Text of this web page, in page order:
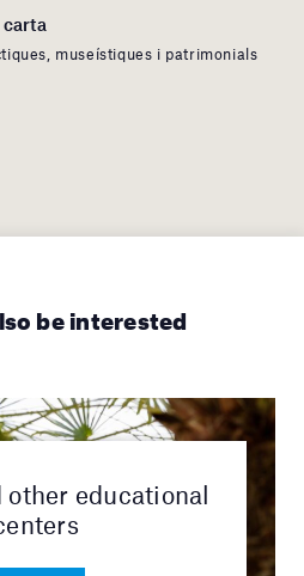
carta
museístiques i patrimonials
be interested
other educational